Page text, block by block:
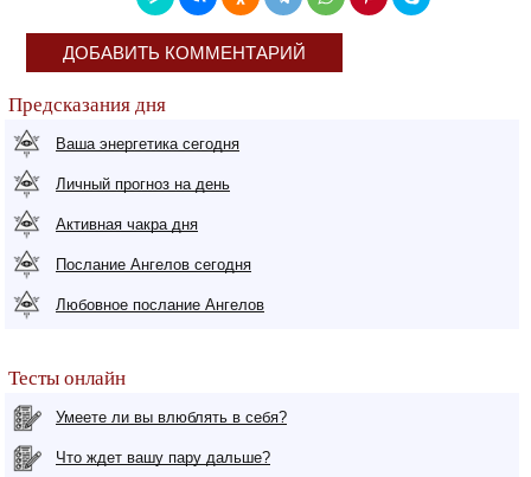
ДОБАВИТЬ КОММЕНТАРИЙ
Предсказания дня
Ваша энергетика сегодня
Личный прогноз на день
Активная чакра дня
Послание Ангелов сегодня
Любовное послание Ангелов
Тесты онлайн
Умеете ли вы влюблять в себя?
Что ждет вашу пару дальше?